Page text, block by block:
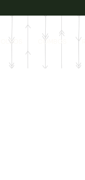
BOLSOS COMBOS